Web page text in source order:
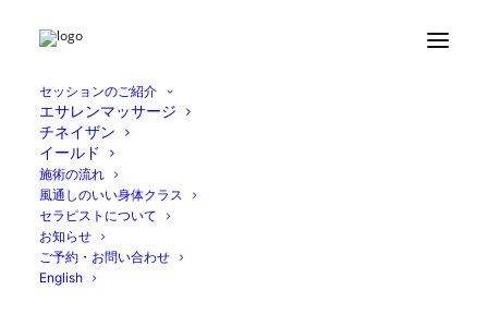
セッションのご紹介
エサレンマッサージ
チネイザン
イールド
施術の流れ
風通しのいい身体クラス
セラピストについて
お知らせ
ご予約・お問い合わせ
English
6CAE87F5-78B0-4EF8-AD35-AEB940B49736